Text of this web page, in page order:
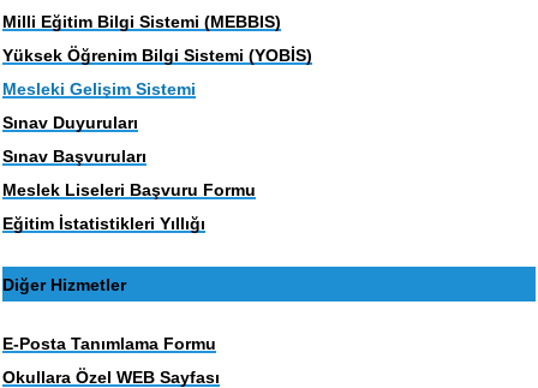
Milli Eğitim Bilgi Sistemi (MEBBIS)
Yüksek Öğrenim Bilgi Sistemi (YOBİS)
Mesleki Gelişim Sistemi
Sınav Duyuruları
Sınav Başvuruları
Meslek Liseleri Başvuru Formu
Eğitim İstatistikleri Yıllığı
Diğer Hizmetler
E-Posta Tanımlama Formu
Okullara Özel WEB Sayfası